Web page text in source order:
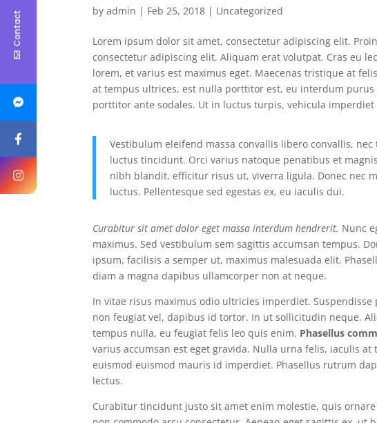
byadmin | Feb 25, 2018 | Uncategorized
Lorem ipsum dolor sit amet, consectetur adipiscing elit.
consectetur adipiscing elit. Aliquam erat volutpat. Cras eu
lorem, et varius est maximus eget. Maecenas tristique at
at tempus ultrices, est nulla porttitor est, eu interdum
porttitor ante sodales. Ut in luctus turpis, vehicula imperdiet
Vestibulum eleifend massa convallis libero convallis,
luctus tincidunt. Orci varius natoque penatibus et
nibh blandit, efficitur risus ut, viverra ligula. Donec nec
luctus. Pellentesque sed egestas ex, eu iaculis dui.
Curabitur sit amet dolor eget massa interdum hendrerit. Nunc
maximus. Sed vestibulum sem sagittis accumsan tempus.
ipsum, facilisis a semper ut, maximus malesuada elit.
diam a magna dapibus ullamcorper non at neque.
In vitae risus maximus odio ultricies imperdiet.
non feugiat vel, dapibus id tortor. In ut sollicitudin neque.
tempus nulla, eu feugiat felis leo quis enim. Phasellus
varius accumsan est eget gravida. Nulla urna felis, iaculis
euismod euismod mauris id imperdiet. Phasellus rutrum
lectus.
Curabitur tincidunt justo sit amet enim molestie, quis
Contact